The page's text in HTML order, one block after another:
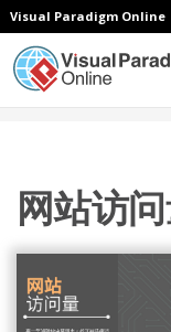
Visual Paradigm Online
网站访